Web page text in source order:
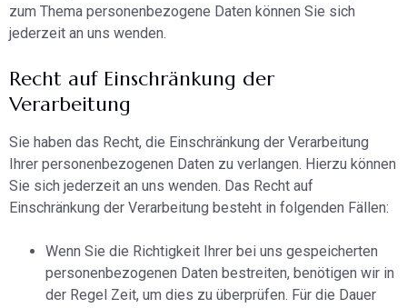
zum Thema personenbezogene Daten können Sie sich
jederzeit an uns wenden.
Recht auf Einschränkung der
Verarbeitung
Sie haben das Recht, die Einschränkung der Verarbeitung
Ihrer personenbezogenen Daten zu verlangen. Hierzu können
Sie sich jederzeit an uns wenden. Das Recht auf
Einschränkung der Verarbeitung besteht in folgenden Fällen:
Wenn Sie die Richtigkeit Ihrer bei uns gespeicherten
personenbezogenen Daten bestreiten, benötigen wir in
der Regel Zeit, um dies zu überprüfen. Für die Dauer